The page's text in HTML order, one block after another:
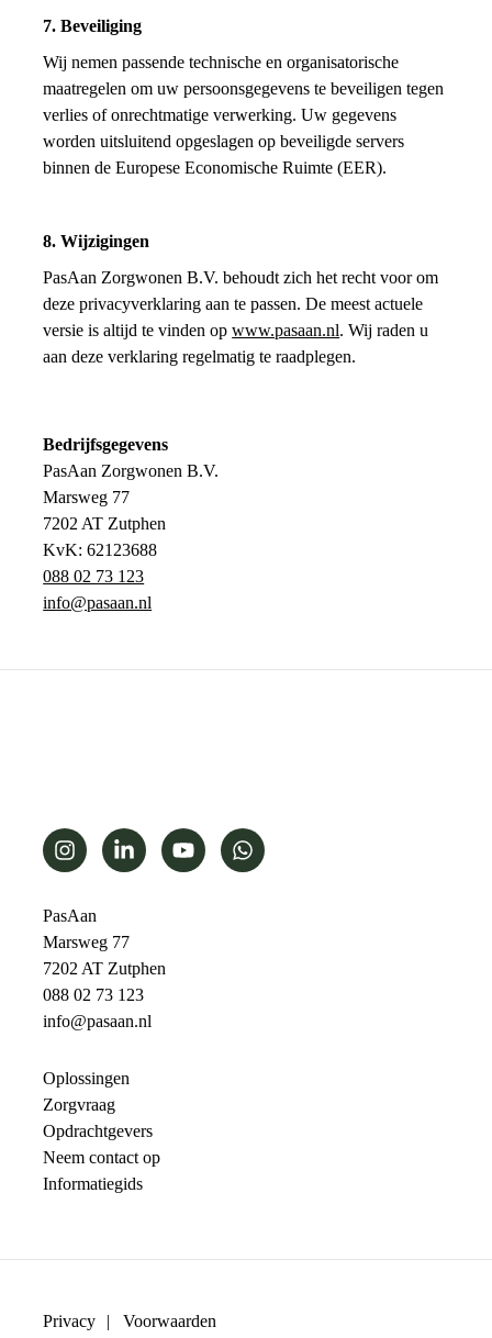
7. Beveiliging
Wij nemen passende technische en organisatorische
maatregelen om uw persoonsgegevens te beveiligen tegen
verlies of onrechtmatige verwerking. Uw gegevens
worden uitsluitend opgeslagen op beveiligde servers
binnen de Europese Economische Ruimte (EER).
8. Wijzigingen
PasAan Zorgwonen B.V. behoudt zich het recht voor om
deze privacyverklaring aan te passen. De meest actuele
versie is altijd te vinden opwww.pasaan.nl. Wij raden u
aan deze verklaring regelmatig te raadplegen.
Bedrijfsgegevens
PasAan Zorgwonen B.V.
Marsweg 77
7202 AT Zutphen
KvK: 62123688
088 02 73 123
info@pasaan.nl
PasAan
Marsweg 77
7202 AT Zutphen
088 02 73 123
info@pasaan.nl
Oplossingen
Zorgvraag
Opdrachtgevers
Neem contact op
Informatiegids
Privacy Voorwaarden